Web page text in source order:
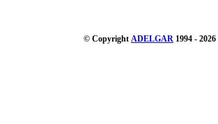
© Copyright ADELGAR 1994 - 2026